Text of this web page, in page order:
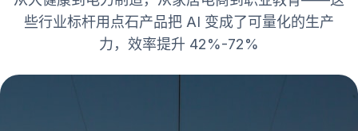
些行业标杆用点石产品把 AI 变成了可量化的生产
力，效率提升 42%-72%